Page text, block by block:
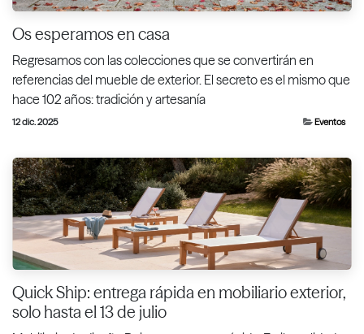
Os esperamos en casa
Regresamos con las colecciones que se convertirán en
referencias del mueble de exterior. El secreto es el mismo que
hace 102 años: tradición y artesanía
12 dic. 2025 Eventos
Quick Ship: entrega rápida en mobiliario exterior,
solo hasta el 13 de julio